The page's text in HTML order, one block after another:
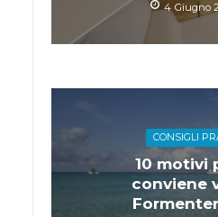
4 Giugno
CONSIGLI
10 motivi
conviene